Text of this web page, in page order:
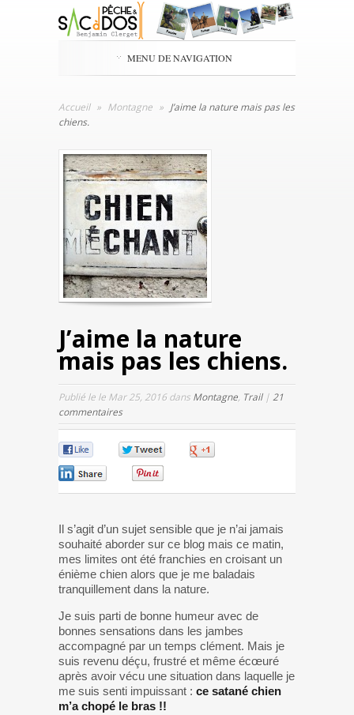
MENU DE NAVIGATION
Accueil » Montagne » J’aime la nature mais pas les
chiens.
J’aime la nature
mais pas les chiens.
Publié le le Mar 25, 2016 dans Montagne, Trail| 21
commentaires
Il s’agit d’un sujet sensible que je n’ai jamais
souhaité aborder sur ce blog mais ce matin,
mes limites ont été franchies en croisant un
énième chien alors que je me baladais
tranquillement dans la nature.
Je suis parti de bonne humeur avec de
bonnes sensations dans les jambes
accompagné par un temps clément. Mais je
suis revenu déçu, frustré et même écœuré
après avoir vécu une situation dans laquelle je
me suis senti impuissant : ce satané chien
m’a chopé le bras !!